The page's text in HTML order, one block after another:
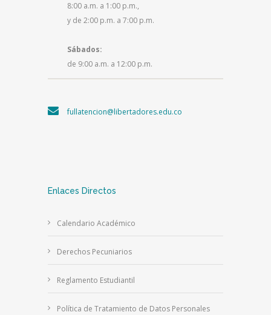
8:00 a.m. a 1:00 p.m.,
y de 2:00 p.m. a 7:00 p.m.
Sábados:
de 9:00 a.m. a 12:00 p.m.
fullatencion@libertadores.edu.co
Enlaces Directos
Calendario Académico
Derechos Pecuniarios
Reglamento Estudiantil
Política de Tratamiento de Datos Personales